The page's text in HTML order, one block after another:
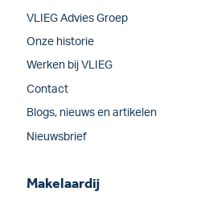
VLIEG Advies Groep
Onze historie
Werken bij VLIEG
Contact
Blogs, nieuws en artikelen
Nieuwsbrief
Makelaardij